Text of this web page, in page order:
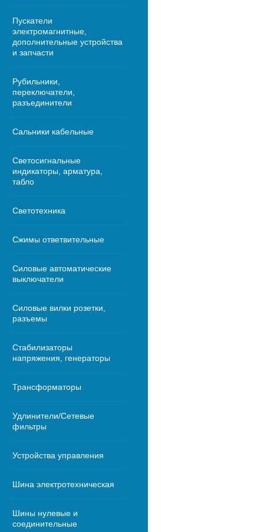
Пускатели
электромагнитные,
дополнительные устройства
и запчасти
Рубильники,
переключатели,
разъединители
Сальники кабельные
Светосигнальные
индикаторы, арматура,
табло
Светотехника
Сжимы ответвительные
Силовые автоматические
выключатели
Силовые вилки розетки,
разъемы
Стабилизаторы
напряжения, генераторы
Трансформаторы
Удлинители/Сетевые
фильтры
Устройства управления
Шина электротехническая
Шины нулевые и
соединительные